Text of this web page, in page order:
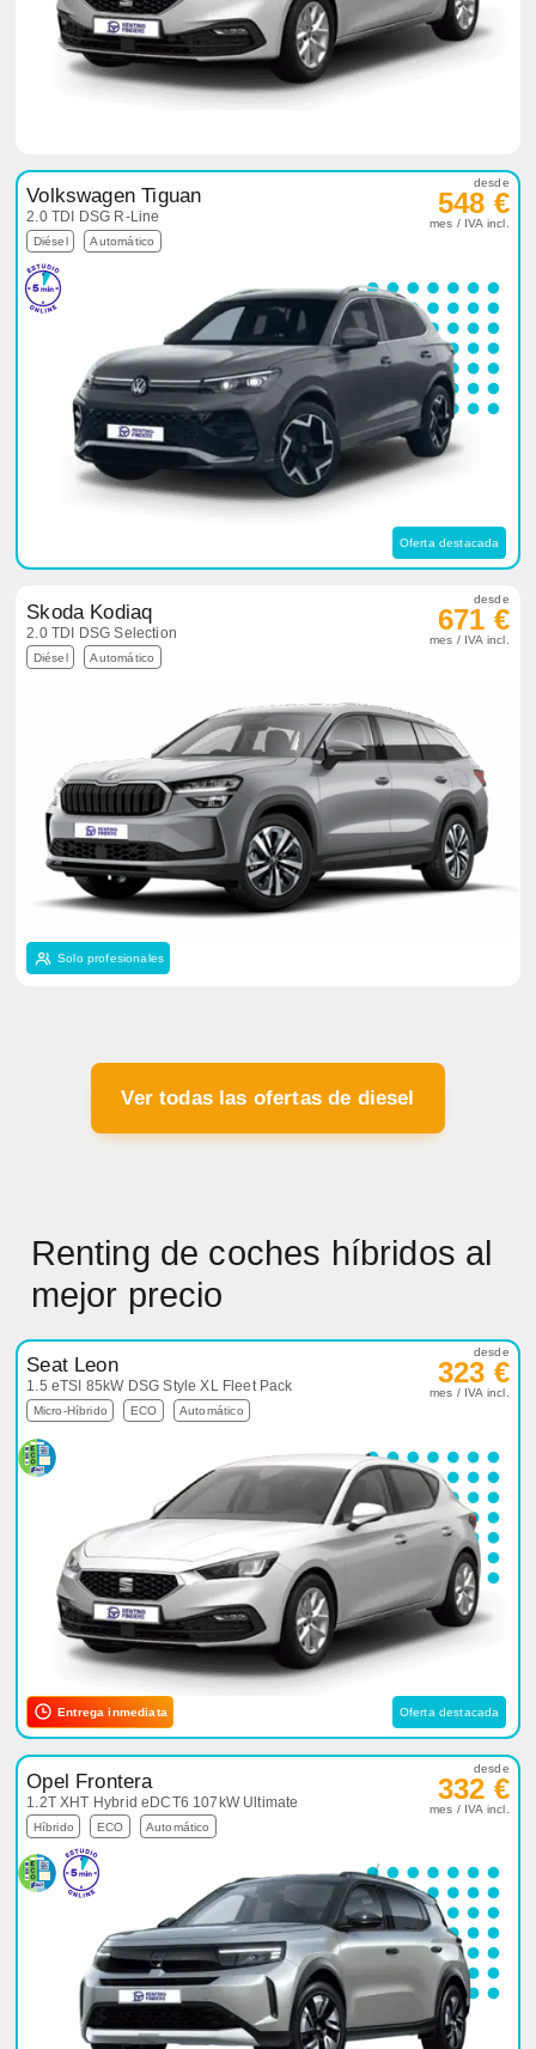
Volkswagen Tiguan
2.0 TDI DSG R-Line
Diésel Automático
desde
548 €
mes / IVA incl.
Oferta destacada
Skoda Kodiaq
2.0 TDI DSG Selection
Diésel Automático
desde
671 €
mes / IVA incl.
Solo profesionales
Ver todas las ofertas de diesel
Renting de coches híbridos al
mejor precio
Seat Leon
1.5 eTSI 85kW DSG Style XL Fleet Pack
Micro-Híbrido ECO Automático
desde
323 €
mes / IVA incl.
Entrega inmediata Oferta destacada
Opel Frontera
1.2T XHT Hybrid eDCT6 107kW Ultimate
Híbrido ECO Automático
desde
332 €
mes / IVA incl.